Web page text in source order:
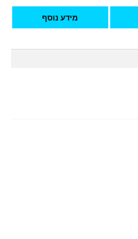
מידע נוסף